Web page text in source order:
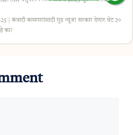
कंत्राटी कामगारांसाठी गूड न्यूज! सरकार देणार थेट ३०
का?